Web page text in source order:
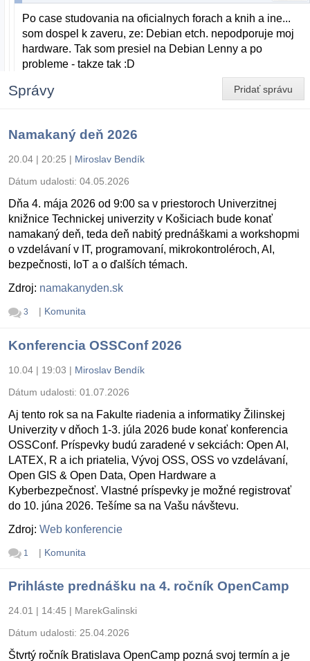
Po case studovania na oficialnych forach a knih a ine...
som dospel k zaveru, ze: Debian etch. nepodporuje moj
hardware. Tak som presiel na Debian Lenny a po
probleme - takze tak :D
Pridať správu
Správy
Namakaný deň 2026
20.04 | 20:25 | Miroslav Bendík
Dátum udalosti: 04.05.2026
Dňa 4. mája 2026 od 9:00 sa v priestoroch Univerzitnej
knižnice Technickej univerzity v Košiciach bude konať
namakaný deň, teda deň nabitý prednáškami a workshopmi
o vzdelávaní v IT, programovaní, mikrokontroléroch, AI,
bezpečnosti, IoT a o ďalších témach.
Zdroj: namakanyden.sk
3 | Komunita
Konferencia OSSConf 2026
10.04 | 19:03 | Miroslav Bendík
Dátum udalosti: 01.07.2026
Aj tento rok sa na Fakulte riadenia a informatiky Žilinskej
Univerzity v dňoch 1-3. júla 2026 bude konať konferencia
OSSConf. Príspevky budú zaradené v sekciách: Open AI,
LATEX, R a ich priatelia, Vývoj OSS, OSS vo vzdelávaní,
Open GIS & Open Data, Open Hardware a
Kyberbezpečnosť. Vlastné príspevky je možné registrovať
do 10. júna 2026. Tešíme sa na Vašu návštevu.
Zdroj: Web konferencie
1 | Komunita
Prihláste prednášku na 4. ročník OpenCamp
24.01 | 14:45 | MarekGalinski
Dátum udalosti: 25.04.2026
Štvrtý ročník Bratislava OpenCamp pozná svoj termín a je